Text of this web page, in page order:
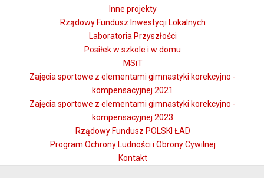
Inne projekty
Rządowy Fundusz Inwestycji Lokalnych
Laboratoria Przyszłości
Posiłek w szkole i w domu
MSiT
Zajęcia sportowe z elementami gimnastyki korekcyjno -
kompensacyjnej 2021
Zajęcia sportowe z elementami gimnastyki korekcyjno -
kompensacyjnej 2023
Rządowy Fundusz POLSKI ŁAD
Program Ochrony Ludności i Obrony Cywilnej
Kontakt